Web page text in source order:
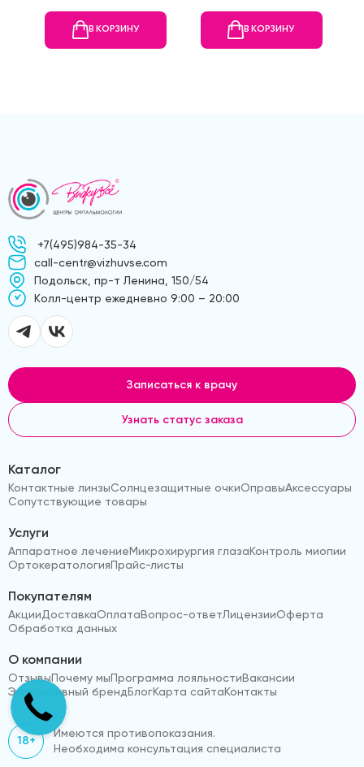
В КОРЗИНУ В КОРЗИНУ
+7(495)984-35-34
call-centr@vizhuvse.com
Подольск, пр-т Ленина, 150/54
Kолл-центр ежедневно 9:00 – 20:00
Записаться к врачу
Узнать статус заказа
Каталог
Контактные линзыСолнцезащитные очкиОправыАксессуары
Сопутствующие товары
Услуги
Аппаратное лечениеМикрохирургия глазаКонтроль миопии
ОртокератологияПрайс-листы
Покупателям
АкцииДоставкаОплатаВопрос-ответЛицензииОферта
Обработка данных
О компании
ОтзывыПочему мыПрограмма лояльностиВакансии
Эксклюзивный брендБлогКарта сайтаКонтакты
18+
Имеются противопоказания.
Необходима консультация специалиста